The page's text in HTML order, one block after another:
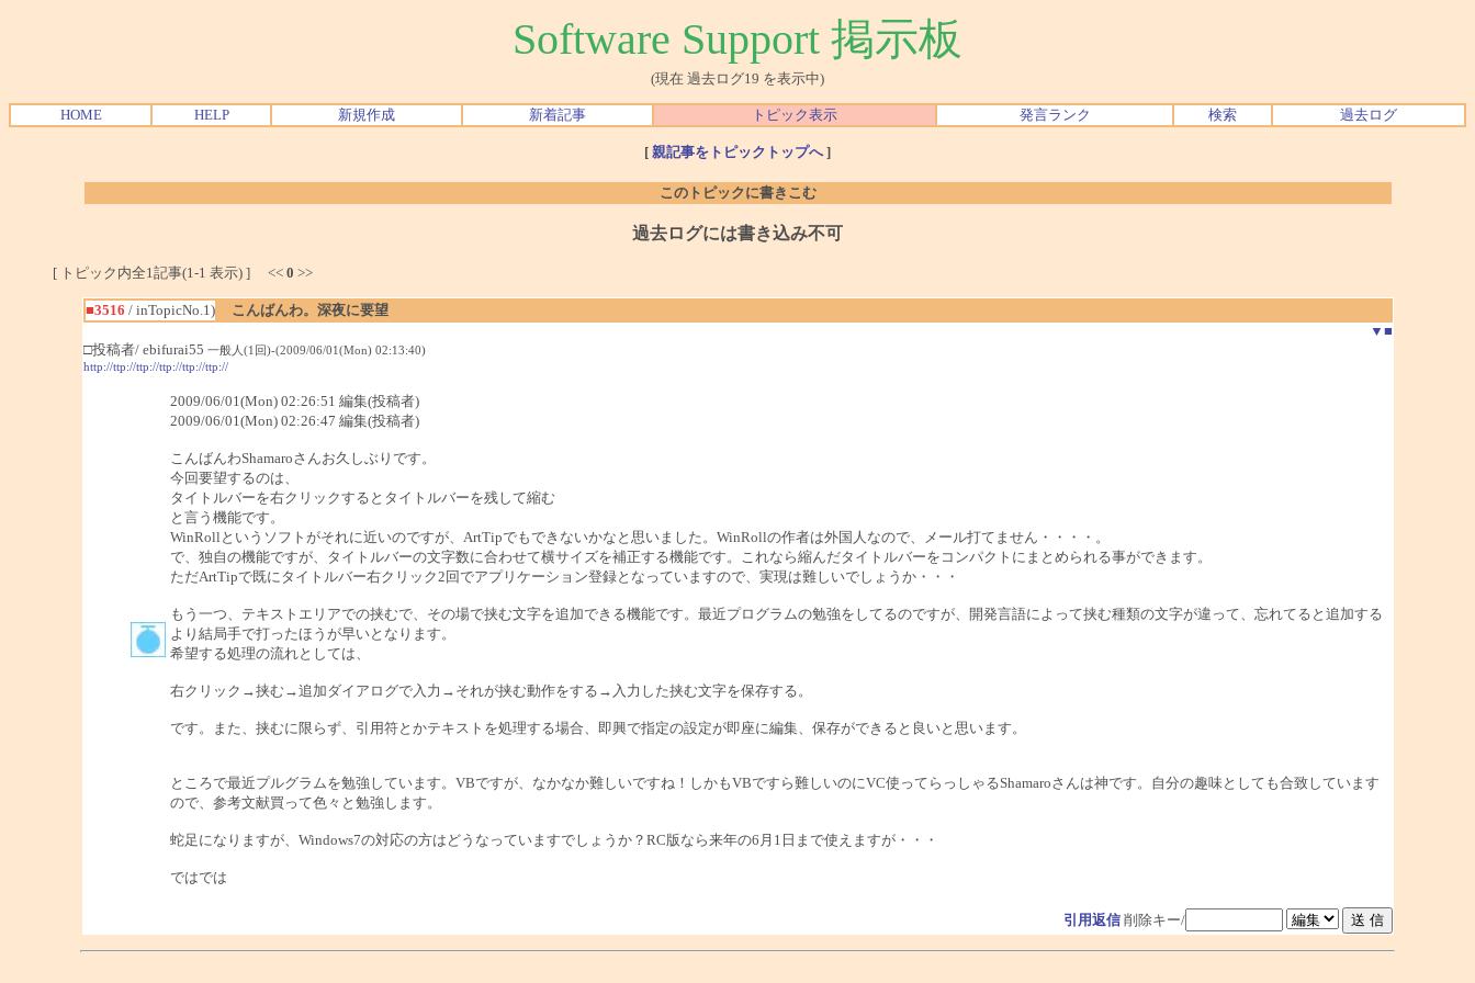
Software Support 掲示板
(現在 過去ログ19 を表示中)
HOME HELP 新規作成 新着記事 トピック表示 発言ランク 検索 過去ログ
[ 親記事をトピックトップへ]
このトピックに書きこむ
過去ログには書き込み不可
[ トピック内全1記事(1-1 表示) ] << 0 >>
■3516 / inTopicNo.1)
こんばんわ。深夜に要望
▼ ■
□投稿者/ ebifurai55 一般人(1回)-(2009/06/01(Mon) 02:13:40)
http://ttp://ttp://ttp://ttp://ttp://
2009/06/01(Mon) 02:26:51 編集(投稿者)
2009/06/01(Mon) 02:26:47 編集(投稿者)
こんばんわShamaroさんお久しぶりです。
今回要望するのは、
タイトルバーを右クリックするとタイトルバーを残して縮む
と言う機能です。
WinRollというソフトがそれに近いのですが、ArtTipでもできないかなと思いました。WinRollの作者は外国人なので、メール打てません・・・・。
で、独自の機能ですが、タイトルバーの文字数に合わせて横サイズを補正する機能です。これなら縮んだタイトルバーをコンパクトにまとめられる事ができます。
ただArtTipで既にタイトルバー右クリック2回でアプリケーション登録となっていますので、実現は難しいでしょうか・・・
もう一つ、テキストエリアでの挟むで、その場で挟む文字を追加できる機能です。最近プログラムの勉強をしてるのですが、開発言語によって挟む種類の文字が違って、忘れてると追加する
より結局手で打ったほうが早いとなります。
希望する処理の流れとしては、
右クリック→挟む→追加ダイアログで入力→それが挟む動作をする→入力した挟む文字を保存する。
です。また、挟むに限らず、引用符とかテキストを処理する場合、即興で指定の設定が即座に編集、保存ができると良いと思います。
ところで最近プルグラムを勉強しています。VBですが、なかなか難しいですね！しかもVBですら難しいのにVC使ってらっしゃるShamaroさんは神です。自分の趣味としても合致しています
ので、参考文献買って色々と勉強します。
蛇足になりますが、Windows7の対応の方はどうなっていますでしょうか？RC版なら来年の6月1日まで使えますが・・・
ではでは
引用返信 削除キー/